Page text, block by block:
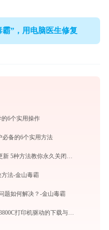
”，用电脑医生修复
6个实用操作
必备的6个实用方法
Win10如何彻底永久关闭自动更新 5种方法教你永久关闭win10自动更新
方法-金山毒霸
题如何解决？-金山毒霸
实用教程：爱普生Stylus PRO 3800C打印机驱动的下载与安装技巧